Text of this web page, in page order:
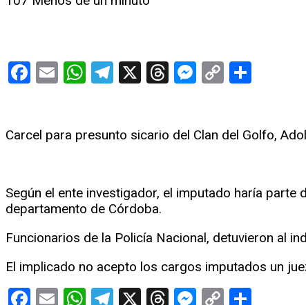
Facebook
EmailWhatsApp
Telegram
X Threads
Messenger
Copy
Carcel para presunto sicario del Clan del Golfo,
Según el ente investigador, el imputado haría
departamento de Córdoba.
Funcionarios de la Policía Nacional, detuvieron al
El implicado no acepto los cargos imputados un
Facebook
EmailWhatsApp
Telegram
X Threads
Messenger
Copy